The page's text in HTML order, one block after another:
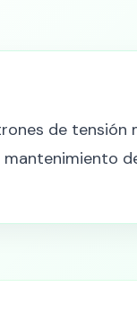
de tensión